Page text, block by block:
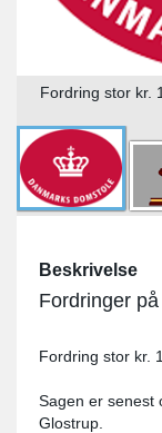
Fordring stor kr.
Beskrivelse
Fordringer
Fordring stor kr.
Sagen er senest
Glostrup.